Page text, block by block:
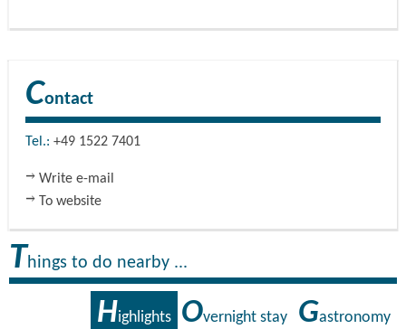
Contact
Tel.: +49 1522 7401
Write e-mail
To website
Things to do nearby ...
Highlights Overnight stay Gastronomy